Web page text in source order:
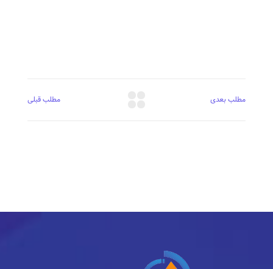
مطلب قبلی مطلب بعدی